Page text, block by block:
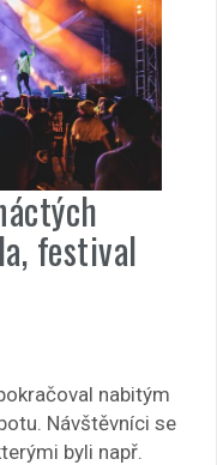
festival
nabitým
Návštěvníci se
byli např.